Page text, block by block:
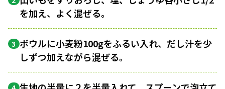
を加え、よく混ぜる。
3 ボウルに小麦粉100gをふるい入れ、だし汁を少
しずつ加えながら混ぜる。